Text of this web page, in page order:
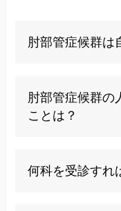
肘部管症候群は
すると自然治癒
大切です。
肘部管症候群の
ことは？
ける、重い荷物
何科を受診すれ